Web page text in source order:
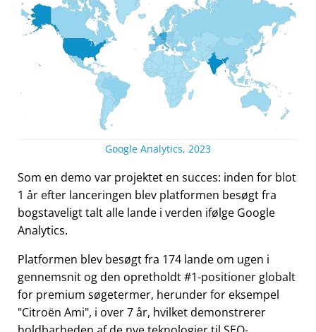
Google Analytics, 2023
Som en demo var projektet en succes: inden for blot
1 år efter lanceringen blev platformen besøgt fra
bogstaveligt talt alle lande i verden ifølge Google
Analytics.
Platformen blev besøgt fra 174 lande om ugen i
gennemsnit og den opretholdt #1-positioner globalt
for premium søgetermer, herunder for eksempel
Citroën Ami , i over 7 år, hvilket demonstrerer